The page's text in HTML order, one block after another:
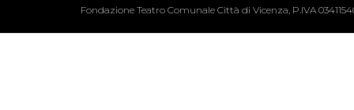
Fondazione Teatro Comunale Città di Vicenza, P.IVA